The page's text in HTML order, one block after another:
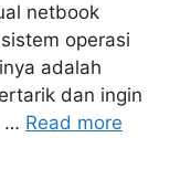
netbook
operasi
adalah
dan ingin
… Read more